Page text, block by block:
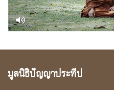
มูลนิธิปัญญาประทีป